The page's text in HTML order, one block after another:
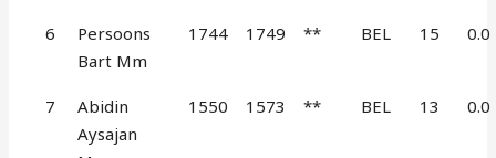
6
Persoons
Bart Mm
1744 1749 ** BEL 15 0.0
7
Abidin
Aysajan
1550 1573 ** BEL 13 0.0